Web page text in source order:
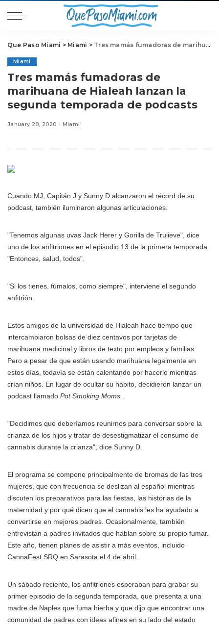
Que Paso Miami > Miami > Tres mamás fumadoras de marihuana de Hialeah lanzan la segunda temporada de podcasts
Miami
Tres mamás fumadoras de
marihuana de Hialeah lanzan la
segunda temporada de podcasts
January 28, 2020 Miami
Cuando MJ, Capitán J y Sunny D alcanzaron el récord de su
podcast, también iluminaron algunas articulaciones.
"Tenemos algunas uvas Jack Herer y Gorilla de Trulieve", dice
uno de los anfitriones en el episodio 13 de la primera temporada.
"Entonces, salud, todos".
"Si los tienes, fúmalos, como siempre", interviene el segundo
anfitrión.
Estos amigos de la universidad de Hialeah hace tiempo que
intercambiaron bolsas de diez centavos por tarjetas de
marihuana medicinal y libros de texto por empleos y familias.
Pero a pesar de que están usando marihuana legalmente en
estos días, todavía se están calentando por hacerlo mientras
crían niños. En lugar de ocultar su hábito, decidieron lanzar un
podcast llamado Pot Smoking Moms
"Decidimos que deberíamos reunirnos para conversar sobre la
crianza de los hijos y tratar de desestigmatizar el consumo de
cannabis durante la crianza", dice Sunny D.
El programa se compone principalmente de bromas de las tres
mujeres, que con frecuencia se deslizan al español mientras
discuten los preparativos para las fiestas, las historias de la
maternidad y por qué dicen que el cannabis les ha ayudado a
convertirse en mejores padres. Ocasionalmente, también
entrevistan a padres invitados que hablan sobre su propio fumar.
Este año, tienen planes de asistir a más eventos, incluido
CannaFest SRQ en Sarasota el 4 de abril.
Un sábado reciente, los anfitriones esperaban para grabar su
primer episodio de la segunda temporada, que presenta a una
madre de Naples que fuma hierba y que dijo que encontrar una
comunidad de padres con ideas afines en su lado del estado